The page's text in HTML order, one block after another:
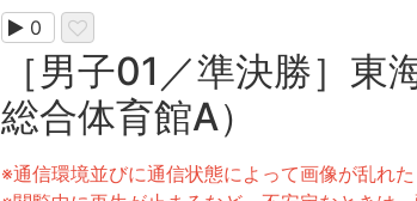
0
［男子01／準決勝］
総合体育館A）
※通信環境並びに通信状態によって画像が乱れ